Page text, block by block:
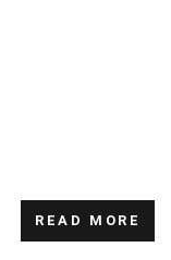
READ MORE